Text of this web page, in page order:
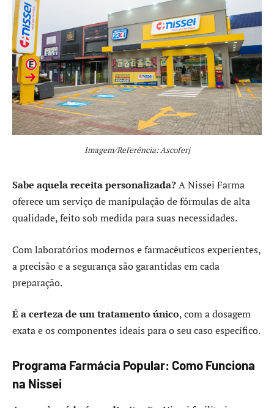
Imagem/Referência: Ascoferj
Sabe aquela receita personalizada?A Nissei Farma
oferece um serviço de manipulação de fórmulas de alta
qualidade, feito sob medida para suas necessidades.
Com laboratórios modernos e farmacêuticos experientes,
a precisão e a segurança são garantidas em cada
preparação.
É a certeza de um tratamento único, com a dosagem
exata e os componentes ideais para o seu caso específico.
Programa Farmácia Popular: Como Funciona
na Nissei